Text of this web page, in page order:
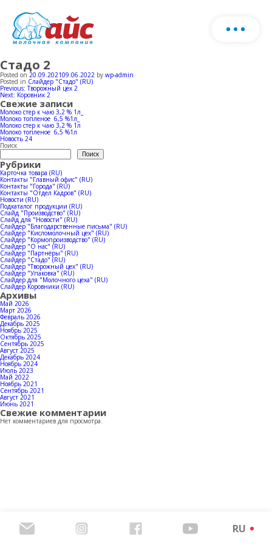
Скачать каталог продукции
О нас
Продукция
Молочная продукция
Мороженое
Horeca
Ферма
Стадо
Коровники
Производство
Производство молока
Производство мороженое
Новости
География продаж
Контакты
Стадо 2
Posted on 20.09.202109.06.2022 by wp-admin
Posted in Слайдер "Стадо" (RU)
Навигация
по
записям
Previous: Творожный цех 2
Next: Коровник 2
Свежие записи
Молоко стер к чаю 3,2 % 1л_
Молоко топленое 6,5 %1л_
Молоко стер к чаю 3,2 % 1л
Молоко топленое 6,5 %1л
Новость 24
Поиск
Поиск
Рубрики
Карточка товара (RU)
Контакты "Главный офис" (RU)
Контакты "Города" (RU)
Контакты "Отдел Кадров" (RU)
Новости (RU)
Подкаталог продукции (RU)
Слайд "Производство" (RU)
Слайд для "Новости" (RU)
Слайдер "Благодарственные письма" (RU)
Слайдер "Кисломолочный цех" (RU)
Слайдер "Кормопроизводство" (RU)
Слайдер "О нас" (RU)
Слайдер "Партнёры" (RU)
Слайдер "Стадо" (RU)
Слайдер "Творожный цех" (RU)
Слайдер "Упаковка" (RU)
Слайдер для "Молочного цеха" (RU)
Слайдер Коровники (RU)
Архивы
Май 2026
Март 2026
Февраль 2026
Декабрь 2025
Ноябрь 2025
Октябрь 2025
Сентябрь 2025
Август 2025
Декабрь 2024
Ноябрь 2024
Июль 2023
Май 2022
Ноябрь 2021
Сентябрь 2021
Август 2021
Июнь 2021
Свежие комментарии
Нет комментариев для просмотра.
RU